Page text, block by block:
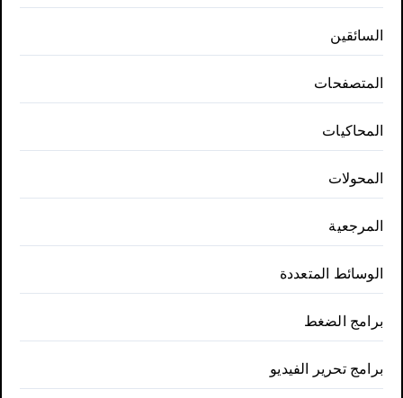
السائقين
المتصفحات
المحاكيات
المحولات
المرجعية
الوسائط المتعددة
برامج الضغط
برامج تحرير الفيديو